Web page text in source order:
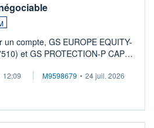
compte, GS EUROPE EQUITY-
et GS PROTECTION-P CAP
on me signale ...
12:09 M9598679 • 24 juil. 2026